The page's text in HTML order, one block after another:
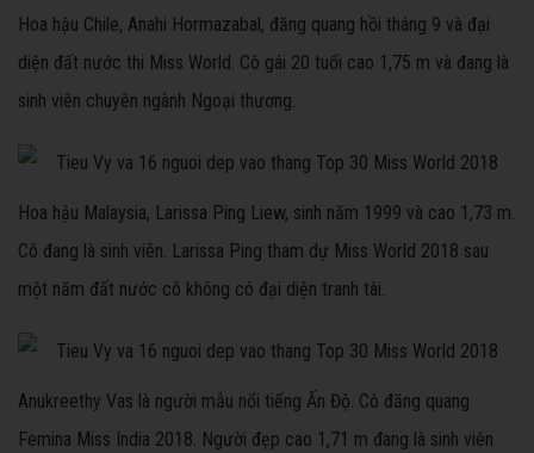
Hoa hậu Chile, Anahi Hormazabal, đăng quang hồi tháng 9 và đại
diện đất nước thi Miss World. Cô gái 20 tuổi cao 1,75 m và đang là
sinh viên chuyên ngành Ngoại thương.
Hoa hậu Malaysia, Larissa Ping Liew, sinh năm 1999 và cao 1,73 m.
Cô đang là sinh viên. Larissa Ping tham dự Miss World 2018 sau
một năm đất nước cô không có đại diện tranh tài.
Anukreethy Vas là người mẫu nổi tiếng Ấn Độ. Cô đăng quang
Femina Miss India 2018. Người đẹp cao 1,71 m đang là sinh viên